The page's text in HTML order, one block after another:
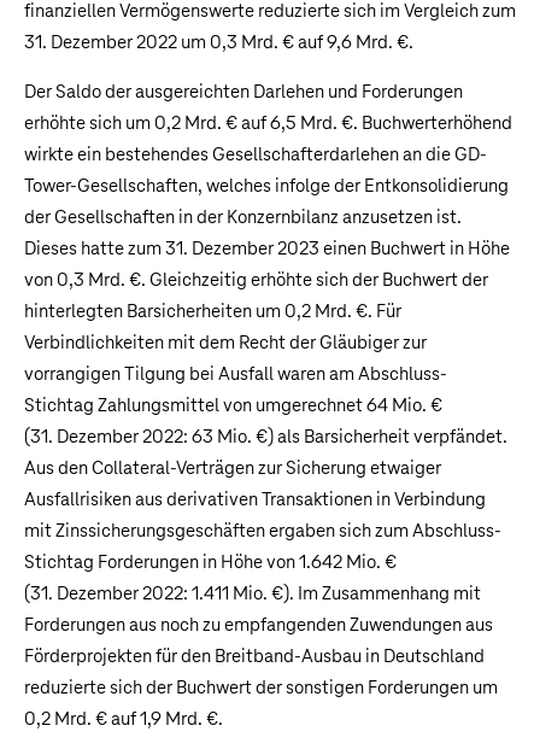
finanziellen Vermögenswerte reduzierte sich im Vergleich zum
31. Dezember 2022 um 0,3 Mrd. €auf9,6 Mrd. €.
Der Saldo der ausgereichten Darlehen und Forderungen
erhöhte sich um 0,2 Mrd. €auf6,5 Mrd. €. Buchwerterhöhend
wirkte ein bestehendes Gesellschafterdarlehen an die GD-
Tower-Gesellschaften, welches infolge der Entkonsolidierung
der Gesellschaften in der Konzernbilanz anzusetzen ist.
Dieses hatte zum 31. Dezember 2023 einen Buchwert in Höhe
von 0,3 Mrd. €. Gleichzeitig erhöhte sich der Buchwert der
hinterlegten Barsicherheiten um 0,2 Mrd. €. Für
Verbindlichkeiten mit dem Recht der Gläubiger zur
vorrangigen Tilgung bei Ausfall waren am Abschluss-
Stichtag Zahlungsmittel von umgerechnet64 Mio. €
(31. Dezember 2022: 63 Mio. €) als Barsicherheit verpfändet.
Aus den Collateral-Verträgen zur Sicherung etwaiger
Ausfallrisiken aus derivativen Transaktionen in Verbindung
mit Zinssicherungsgeschäften ergaben sich zum Abschluss-
Stichtag Forderungen in Höhe von1.642 Mio. €
(31. Dezember 2022: 1.411 Mio. €). Im Zusammenhang mit
Forderungen aus noch zu empfangenden Zuwendungen aus
Förderprojekten für den Breitband-Ausbau in Deutschland
reduzierte sich der Buchwert der sonstigen Forderungen um
0,2 Mrd. €auf1,9 Mrd. €.